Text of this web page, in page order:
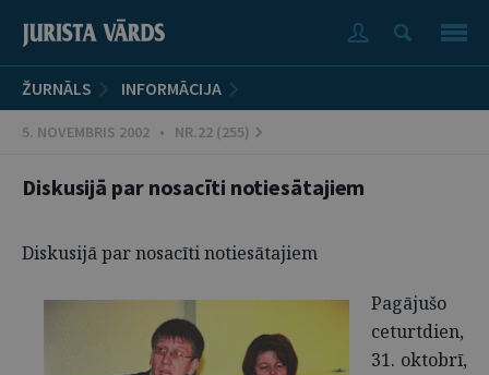
ŽURNĀLS INFORMĀCIJA
5. NOVEMBRIS 2002 • NR.22 (255)
Diskusijā par nosacīti notiesātajiem
Diskusijā par nosacīti notiesātajiem
Pagājušo
ceturtdien,
31. oktobrī,